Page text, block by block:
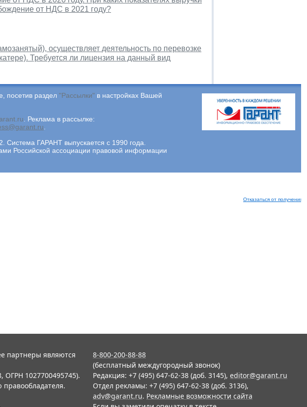
от НДС в 2021 году?
осуществляет деятельность по перевозке
Требуется ли лицензия на данный вид
посетив раздел "Рассылки" в настройках Вашей
. Реклама в рассылке:
.
ГАРАНТ выпускается с 1990 года.
Российской ассоциации правовой информации
Отказаться от получения
партнеры являются
1027700495745).
8-800-200-88-88
(бесплатный междугородный звонок)
Редакция: +7 (495) 647-62-38 (доб. 3145), editor@garant.ru
Отдел рекламы: +7 (495) 647-62-38 (доб. 3136),
adv@garant.ru. Рекламные возможности сайта